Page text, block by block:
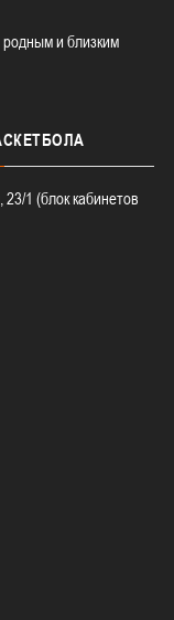
и близким
1 (блок кабинетов